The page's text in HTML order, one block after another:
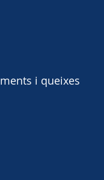
i queixes